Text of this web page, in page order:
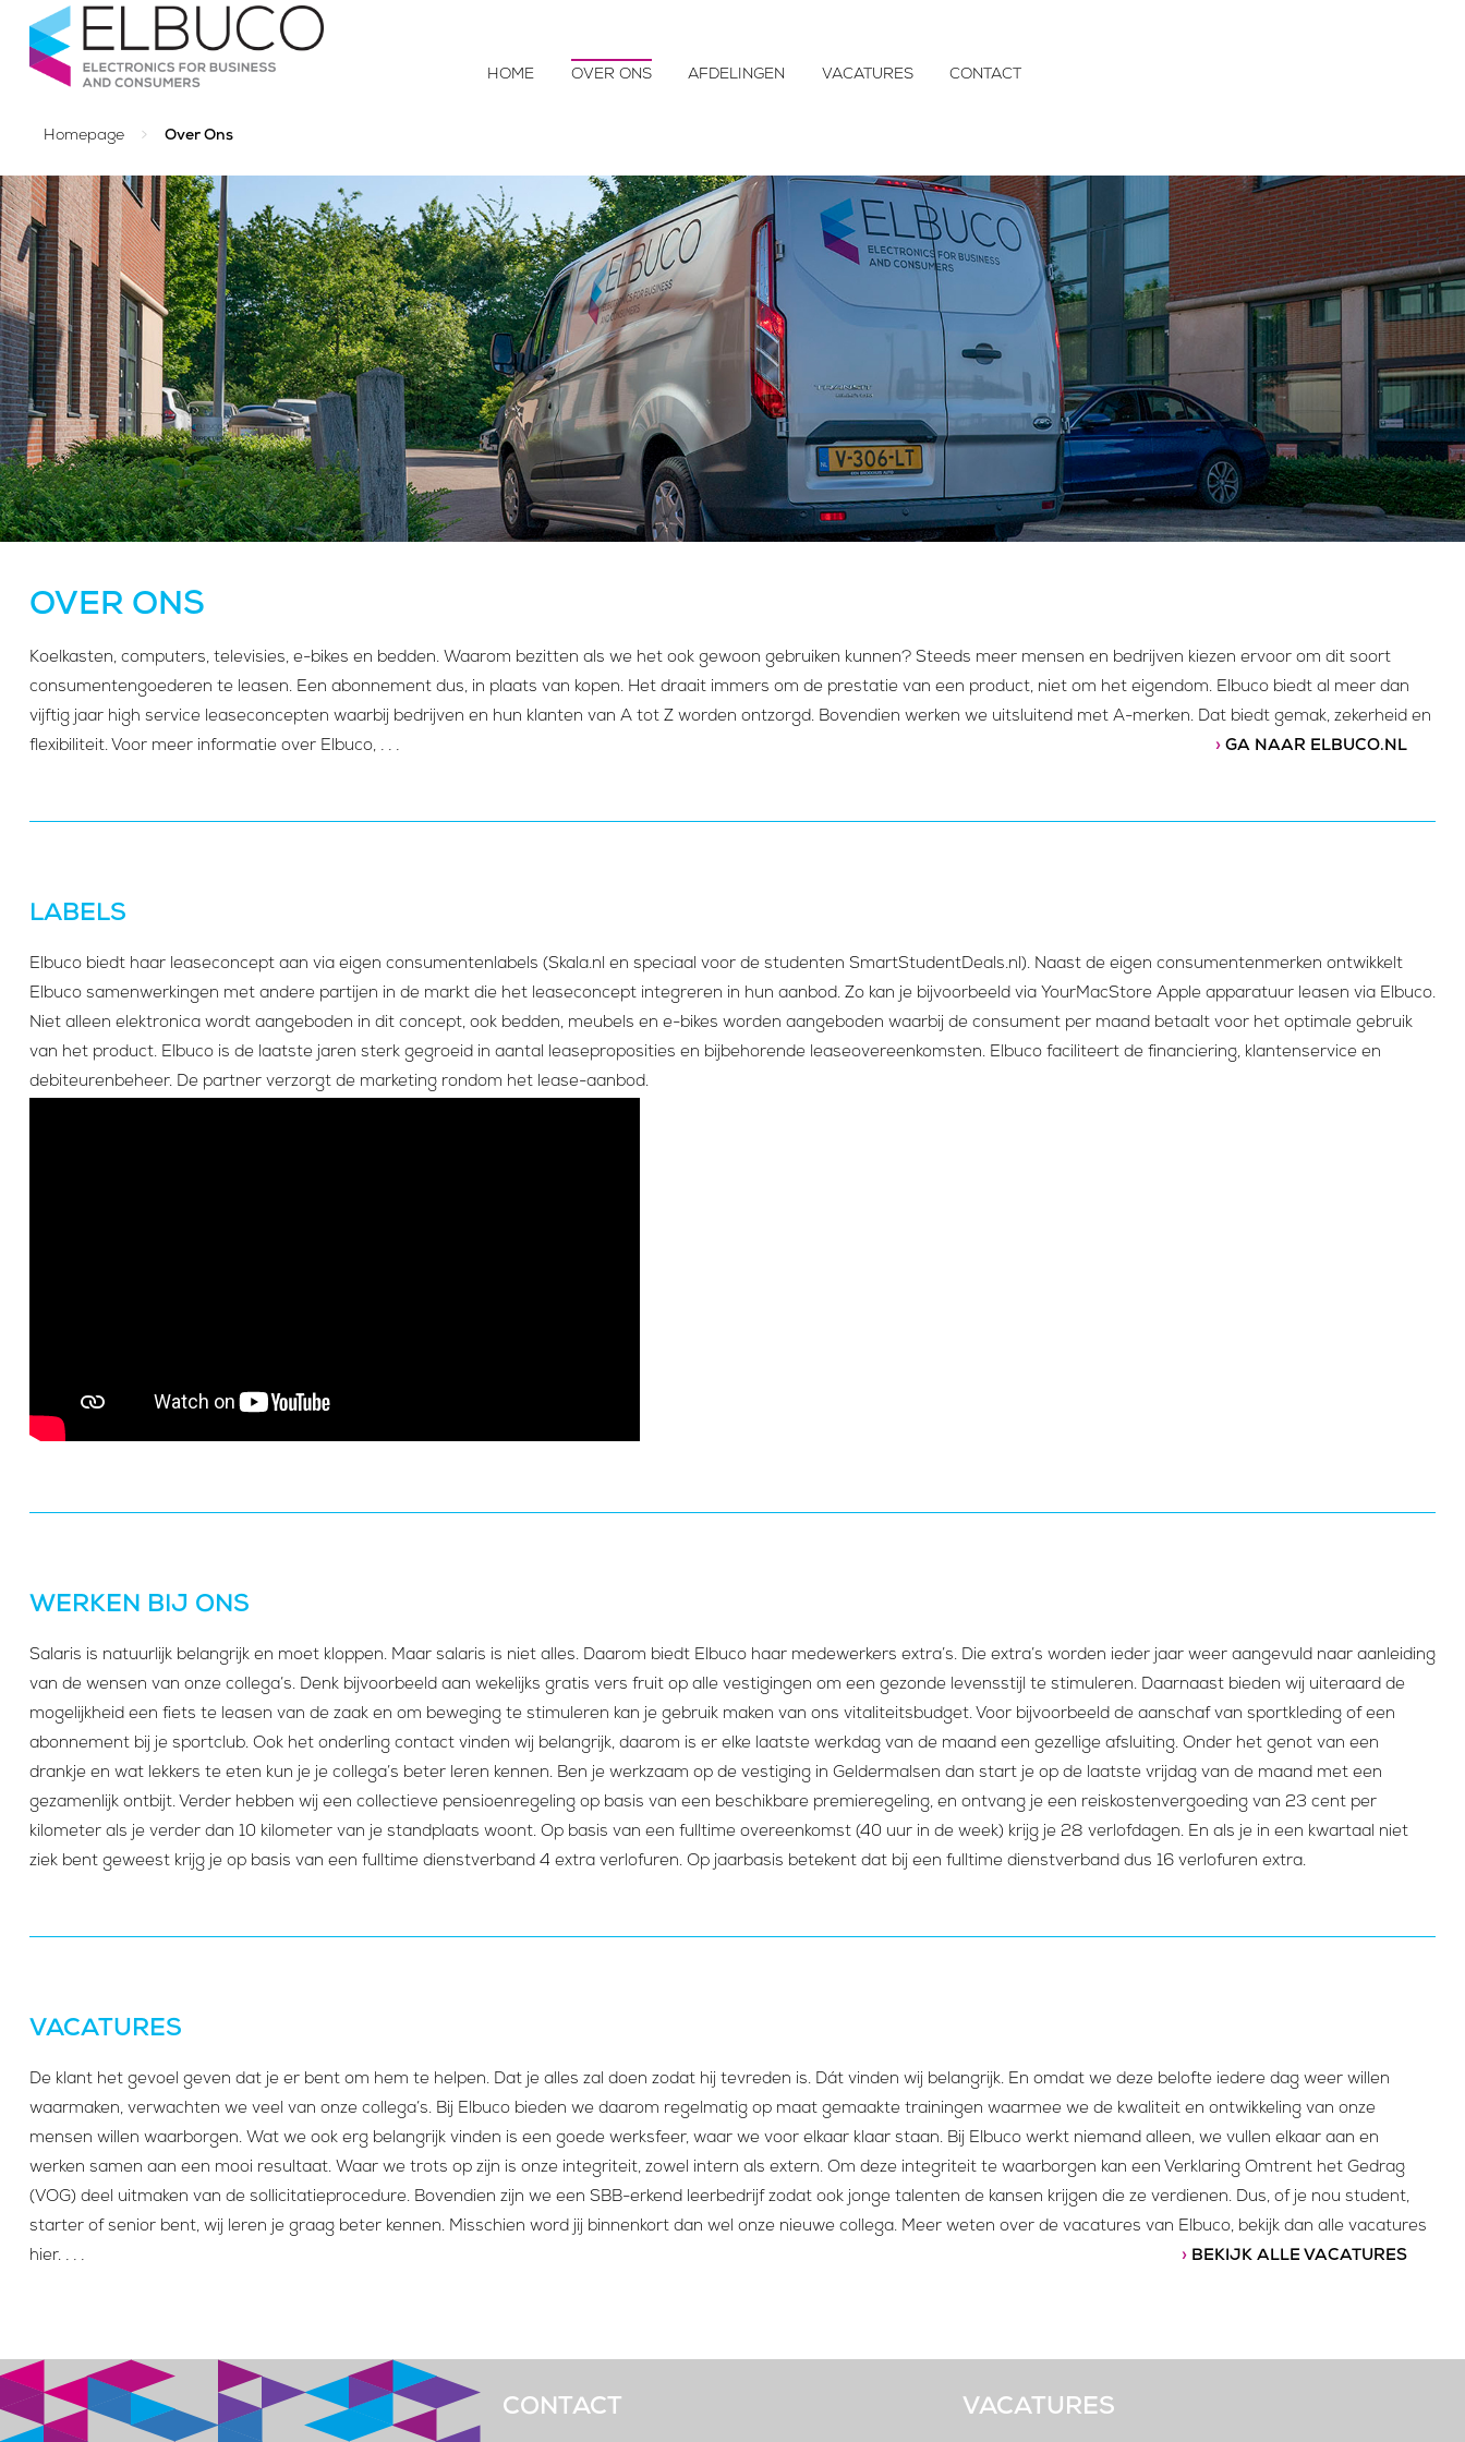
HOME OVER ONS AFDELINGEN VACATURES CONTACT
Homepage > Over Ons
OVER ONS
Koelkasten, computers, televisies, e-bikes en bedden. Waarom bezitten als we het ook gewoon gebruiken kunnen? Steeds meer mensen en bedrijven kiezen ervoor om dit soort
consumentengoederen te leasen. Een abonnement dus, in plaats van kopen. Het draait immers om de prestatie van een product, niet om het eigendom. Elbuco biedt al meer dan
vijftig jaar high service leaseconcepten waarbij bedrijven en hun klanten van A tot Z worden ontzorgd. Bovendien werken we uitsluitend met A-merken. Dat biedt gemak, zekerheid en
flexibiliteit. Voor meer informatie over Elbuco,
› GA NAAR ELBUCO.NL
. . .
LABELS
Elbuco biedt haar leaseconcept aan via eigen consumentenlabels (Skala.nl en speciaal voor de studenten SmartStudentDeals.nl). Naast de eigen consumentenmerken ontwikkelt
Elbuco samenwerkingen met andere partijen in de markt die het leaseconcept integreren in hun aanbod. Zo kan je bijvoorbeeld via YourMacStore Apple apparatuur leasen via Elbuco.
Niet alleen elektronica wordt aangeboden in dit concept, ook bedden, meubels en e-bikes worden aangeboden waarbij de consument per maand betaalt voor het optimale gebruik
van het product. Elbuco is de laatste jaren sterk gegroeid in aantal leaseproposities en bijbehorende leaseovereenkomsten. Elbuco faciliteert de financiering, klantenservice en
debiteurenbeheer. De partner verzorgt de marketing rondom het lease-aanbod.
WERKEN BIJ ONS
Salaris is natuurlijk belangrijk en moet kloppen. Maar salaris is niet alles. Daarom biedt Elbuco haar medewerkers extra’s. Die extra’s worden ieder jaar weer aangevuld naar aanleiding
van de wensen van onze collega’s. Denk bijvoorbeeld aan wekelijks gratis vers fruit op alle vestigingen om een gezonde levensstijl te stimuleren. Daarnaast bieden wij uiteraard de
mogelijkheid een fiets te leasen van de zaak en om beweging te stimuleren kan je gebruik maken van ons vitaliteitsbudget. Voor bijvoorbeeld de aanschaf van sportkleding of een
abonnement bij je sportclub. Ook het onderling contact vinden wij belangrijk, daarom is er elke laatste werkdag van de maand een gezellige afsluiting. Onder het genot van een
drankje en wat lekkers te eten kun je je collega’s beter leren kennen. Ben je werkzaam op de vestiging in Geldermalsen dan start je op de laatste vrijdag van de maand met een
gezamenlijk ontbijt. Verder hebben wij een collectieve pensioenregeling op basis van een beschikbare premieregeling, en ontvang je een reiskostenvergoeding van 23 cent per
kilometer als je verder dan 10 kilometer van je standplaats woont. Op basis van een fulltime overeenkomst (40 uur in de week) krijg je 28 verlofdagen. En als je in een kwartaal niet
ziek bent geweest krijg je op basis van een fulltime dienstverband 4 extra verlofuren. Op jaarbasis betekent dat bij een fulltime dienstverband dus 16 verlofuren extra.
VACATURES
De klant het gevoel geven dat je er bent om hem te helpen. Dat je alles zal doen zodat hij tevreden is. Dát vinden wij belangrijk. En omdat we deze belofte iedere dag weer willen
waarmaken, verwachten we veel van onze collega’s. Bij Elbuco bieden we daarom regelmatig op maat gemaakte trainingen waarmee we de kwaliteit en ontwikkeling van onze
mensen willen waarborgen. Wat we ook erg belangrijk vinden is een goede werksfeer, waar we voor elkaar klaar staan. Bij Elbuco werkt niemand alleen, we vullen elkaar aan en
werken samen aan een mooi resultaat. Waar we trots op zijn is onze integriteit, zowel intern als extern. Om deze integriteit te waarborgen kan een Verklaring Omtrent het Gedrag
(VOG) deel uitmaken van de sollicitatieprocedure. Bovendien zijn we een SBB-erkend leerbedrijf zodat ook jonge talenten de kansen krijgen die ze verdienen. Dus, of je nou student,
starter of senior bent, wij leren je graag beter kennen. Misschien word jij binnenkort dan wel onze nieuwe collega. Meer weten over de vacatures van Elbuco, bekijk dan alle vacatures
hier.
› BEKIJK ALLE VACATURES
. . .
CONTACT VACATURES